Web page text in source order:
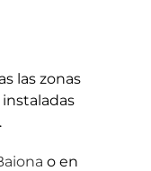
las zonas
o en